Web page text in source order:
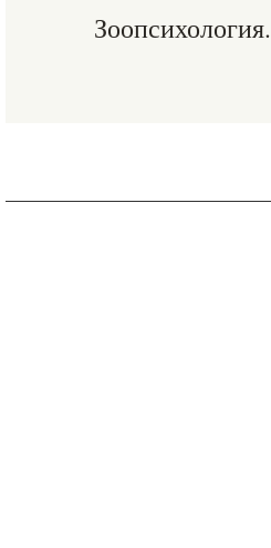
Зоопсихология.